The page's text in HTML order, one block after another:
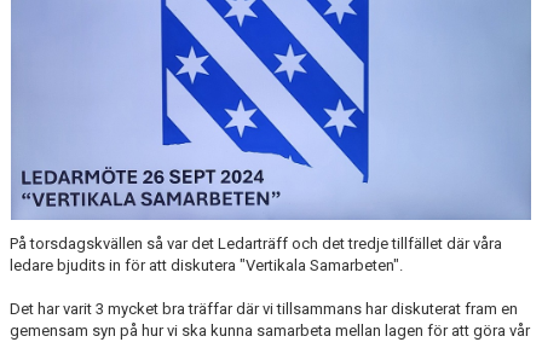
På torsdagskvällen så var det Ledarträff och det tredje tillfället där våra
ledare bjudits in för att diskutera "Vertikala Samarbeten".
Det har varit 3 mycket bra träffar där vi tillsammans har diskuterat fram en
gemensam syn på hur vi ska kunna samarbeta mellan lagen för att göra vår